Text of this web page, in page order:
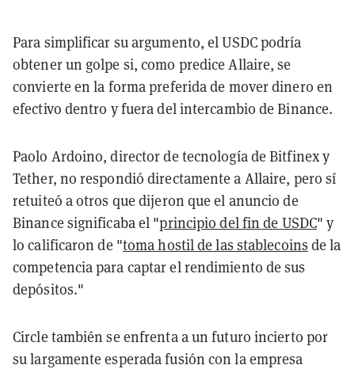
Para simplificar su argumento, el USDC podría
obtener un golpe si, como predice Allaire, se
convierte en la forma preferida de mover dinero en
efectivo dentro y fuera del intercambio de Binance.
Paolo Ardoino, director de tecnología de Bitfinex y
Tether, no respondió directamente a Allaire, pero sí
retuiteó a otros que dijeron que el anuncio de
Binance significaba el "principio del fin de USDC" y
lo calificaron de "toma hostil de las stablecoins de la
competencia para captar el rendimiento de sus
depósitos."
Circle también se enfrenta a un futuro incierto por
su largamente esperada fusión con la empresa